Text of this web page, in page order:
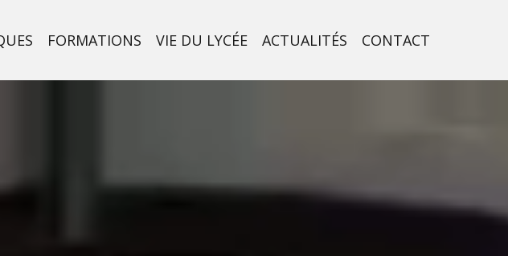
FORMATIONS VIE DU LYCÉE ACTUALITÉS CONTACT